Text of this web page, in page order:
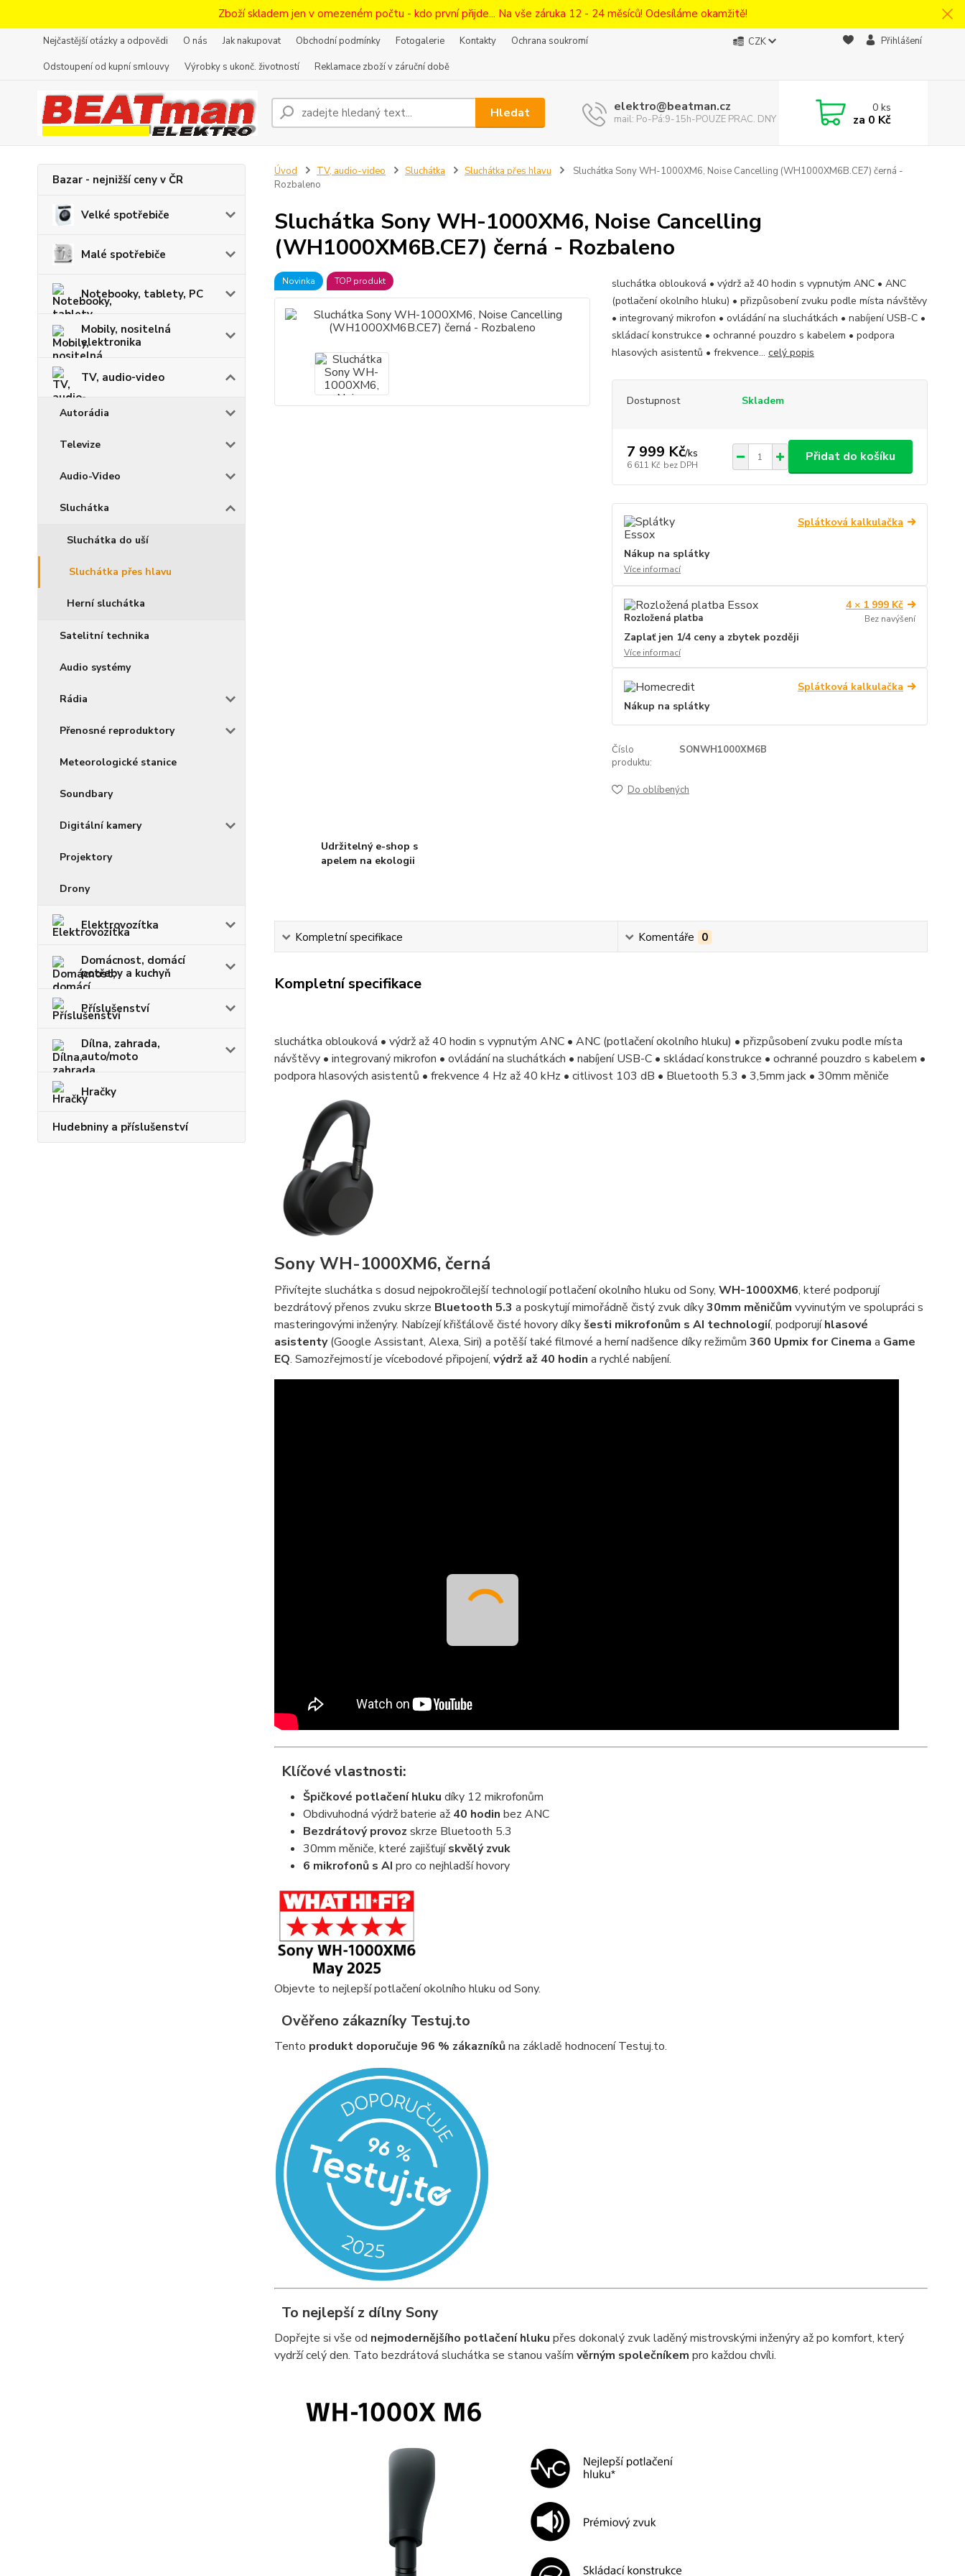
Zboží skladem jen v omezeném počtu - kdo první přijde... Na vše záruka 12 - 24 měsíců! Odesíláme okamžitě!
Nejčastější otázky a odpovědi O nás Jak nakupovat Obchodní podmínky Fotogalerie Kontakty
Ochrana soukromí
Odstoupení od kupní smlouvy
Výrobky s ukonč. životností Reklamace zboží v záruční době
CZK Přihlášení
Hledat elektro@beatman.cz
mail: Po-Pá:9-15h-POUZE PRAC. DNY
0ks
za 0 Kč
Bazar - nejnižší ceny v ČR
Velké spotřebiče
Malé spotřebiče
Notebooky, tablety, PC
Mobily, nositelná
elektronika
TV, audio-video
Autorádia
Televize
Audio-Video
Sluchátka
Sluchátka do uší
Sluchátka přes hlavu
Herní sluchátka
Satelitní technika
Audio systémy
Rádia
Přenosné reproduktory
Meteorologické stanice
Soundbary
Digitální kamery
Projektory
Drony
Elektrovozítka
Domácnost, domácí
potřeby a kuchyň
Příslušenství
Dílna, zahrada,
auto/moto
Hračky
Hudebniny a příslušenství
Úvod TV, audio-video Sluchátka Sluchátka přes hlavu
Sluchátka Sony WH-1000XM6, Noise Cancelling (WH1000XM6B.CE7) černá -
Rozbaleno
Sluchátka Sony WH-1000XM6, Noise Cancelling
(WH1000XM6B.CE7) černá - Rozbaleno
Novinka TOP produkt
sluchátka oblouková • výdrž až 40 hodin s vypnutým ANC • ANC
(potlačení okolního hluku) • přizpůsobení zvuku podle místa návštěvy
• integrovaný mikrofon • ovládání na sluchátkách • nabíjení USB-C •
skládací konstrukce • ochranné pouzdro s kabelem • podpora
hlasových asistentů • frekvence... celý popis
Dostupnost Skladem
7 999 Kč/ks
6 611 Kč bez DPH
Přidat do košíku
Splátková kalkulačka
Nákup na splátky
Více informací
Rozložená platba
4 × 1 999 Kč
Bez navýšení
Zaplať jen 1/4 ceny a zbytek později
Více informací
Splátková kalkulačka
Nákup na splátky
Číslo
produktu:
SONWH1000XM6B
Do oblíbených
Udržitelný e-shop s
apelem na ekologii
Kompletní specifikace Komentáře 0
Kompletní specifikace
sluchátka oblouková • výdrž až 40 hodin s vypnutým ANC • ANC (potlačení okolního hluku) • přizpůsobení zvuku podle místa
návštěvy • integrovaný mikrofon • ovládání na sluchátkách • nabíjení USB-C • skládací konstrukce • ochranné pouzdro s kabelem •
podpora hlasových asistentů • frekvence 4 Hz až 40 kHz • citlivost 103 dB • Bluetooth 5.3 • 3,5mm jack • 30mm měniče
Sony WH-1000XM6, černá
Přivítejte sluchátka s dosud nejpokročilejší technologií potlačení okolního hluku od Sony, WH-1000XM6, které podporují
bezdrátový přenos zvuku skrze Bluetooth 5.3 a poskytují mimořádně čistý zvuk díky30mm měničům vyvinutým ve spolupráci s
masteringovými inženýry. Nabízejí křišťálově čisté hovory díkyšesti mikrofonům s AI technologií, podporujíhlasové
asistenty(Google Assistant, Alexa, Siri) a potěší také filmové a herní nadšence díky režimům 360 Upmix for Cinema a Game
EQ. Samozřejmostí je vícebodové připojení, výdrž až 40 hodin a rychlé nabíjení.
Klíčové vlastnosti:
Špičkové potlačení hluku díky 12 mikrofonům
Obdivuhodná výdrž baterie až 40 hodin bez ANC
Bezdrátový provoz skrze Bluetooth 5.3
30mm měniče, které zajišťujískvělý zvuk
6 mikrofonů s AI pro co nejhladší hovory
Objevte to nejlepší potlačení okolního hluku od Sony.
Ověřeno zákazníky Testuj.to
Tento produkt doporučuje 96 % zákazníkůna základě hodnocení Testuj.to.
To nejlepší z dílny Sony
Dopřejte si vše od nejmodernějšího potlačení hluku přes dokonalý zvuk laděný mistrovskými inženýry až po komfort, který
vydrží celý den. Tato bezdrátová sluchátka se stanou vaším věrným společníkem pro každou chvíli.